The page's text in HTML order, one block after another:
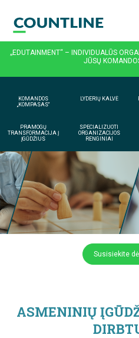
„EDUTAINMENT“ – INDIVIDUALŪS
JŪSŲ
KOMANDOS
„KOMPASAS“
LYDERIŲ KALVĖ
PRAMOGŲ
TRANSFORMACIJA Į
ĮGŪDŽIUS
SPECIALIZUOTI
ORGANIZACIJOS
RENGINIAI
Susisiekite
ASMENINIŲ